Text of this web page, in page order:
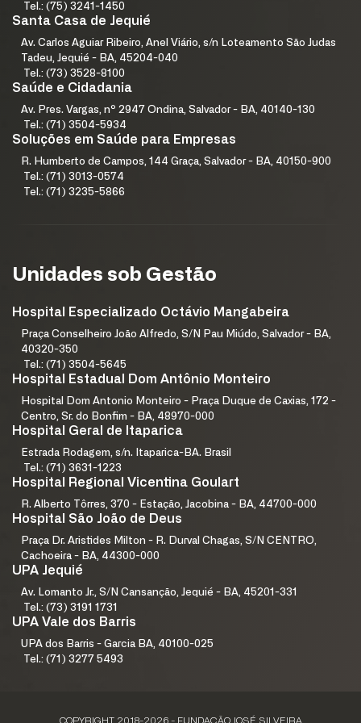
Tel.: (75) 3241-1450
Santa Casa de Jequié
Av. Carlos Aguiar Ribeiro, Anel Viário, s/n Loteamento São Judas
Tadeu, Jequié - BA, 45204-040
Tel.: (73) 3528-8100
Saúde e Cidadania
Av. Pres. Vargas, nº 2947 Ondina, Salvador - BA, 40140-130
Tel.: (71) 3504-5934
Soluções em Saúde para Empresas
R. Humberto de Campos, 144 Graça, Salvador - BA, 40150-900
Tel.: (71) 3013-0574
Tel.: (71) 3235-5866
Unidades sob Gestão
Hospital Especializado Octávio Mangabeira
Praça Conselheiro João Alfredo, S/N Pau Miúdo, Salvador - BA,
40320-350
Tel.: (71) 3504-5645
Hospital Estadual Dom Antônio Monteiro
Hospital Dom Antonio Monteiro - Praça Duque de Caxias, 172 -
Centro, Sr. do Bonfim - BA, 48970-000
Hospital Geral de Itaparica
Estrada Rodagem, s/n. Itaparica-BA. Brasil
Tel.: (71) 3631-1223
Hospital Regional Vicentina Goulart
R. Alberto Tôrres, 370 - Estação, Jacobina - BA, 44700-000
Hospital São João de Deus
Praça Dr. Aristides Milton - R. Durval Chagas, S/N CENTRO,
Cachoeira - BA, 44300-000
UPA Jequié
Av. Lomanto Jr., S/N Cansanção, Jequié - BA, 45201-331
Tel.: (73) 3191 1731
UPA Vale dos Barris
UPA dos Barris - Garcia BA, 40100-025
Tel.: (71) 3277 5493
COPYRIGHT 2018-2026 - FUNDAÇÃO JOSÉ SILVEIRA